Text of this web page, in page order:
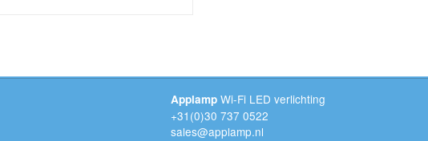
Applamp Wi-Fi LED verlichting
+31(0)30 737 0522
sales@applamp.nl